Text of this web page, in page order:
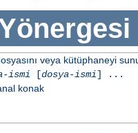
veya kütüphaneyi
ismi [dosya-ismi] ...
konak